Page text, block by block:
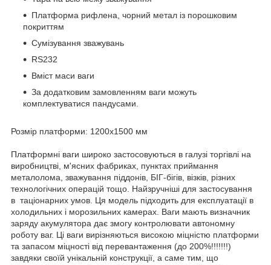
Платформа рифлена, чорний метал із порошковим
покриттям
Сумізування зважувань
RS232
Вміст маси ваги
За додатковим замовленням ваги можуть
комплектуватися пандусами.
Розмір платформи: 1200х1500 мм
Платформні ваги широко застосовуються в галузі торгівлі на
виробництві, м'ясних фабриках, пунктах приймання
металолома, зважування піддонів, БІГ-бігів, візків, різних
технологічних операцій тощо. Найзручніші для застосування
в таціонарних умов. Ця модель підходить для експлуатації в
холодильних і морозильних камерах. Ваги мають визначник
заряду акумулятора дає змогу контролювати автономну
роботу ваг. Ці ваги вирізняються високою міцністю платформи
та запасом міцності від перевантаження (до 200%!!!!!!!)
завдяки своїй унікальній конструкції, а саме тим, що